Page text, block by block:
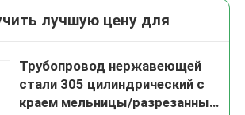
лучшую цену для
Трубопровод нержавеющей
стали 305 цилиндрический с
краем мельницы/разрезанным